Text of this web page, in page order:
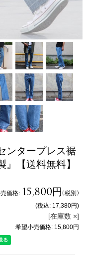
ンタープレス裾
』【送料無料】
価格: 15,800円(税別)
(税込: 17,380円)
[在庫数 ×]
希望小売価格: 15,800円